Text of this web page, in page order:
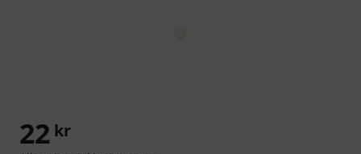
22 kr